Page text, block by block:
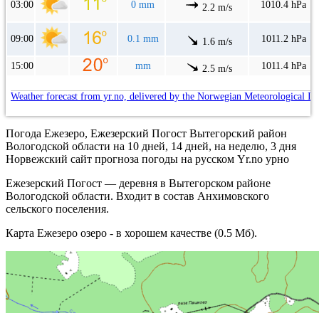
03:00 0 mm 2.2 m/s 1010.4 hPa
09:00 0.1 mm 1.6 m/s 1011.2 hPa
15:00 mm 2.5 m/s 1011.4 hPa
Weather forecast from yr.no, delivered by the Norwegian Meteorological
Погода Ежезеро, Ежезерский Погост Вытегорский район
Вологодской области на 10 дней, 14 дней, на неделю, 3 дня
Норвежский сайт прогноза погоды на русском Yr.no урно
Ежезерский Погост — деревня в Вытегорском районе
Вологодской области. Входит в состав Анхимовского
сельского поселения.
Карта Ежезеро озеро - в хорошем качестве (0.5 Мб).